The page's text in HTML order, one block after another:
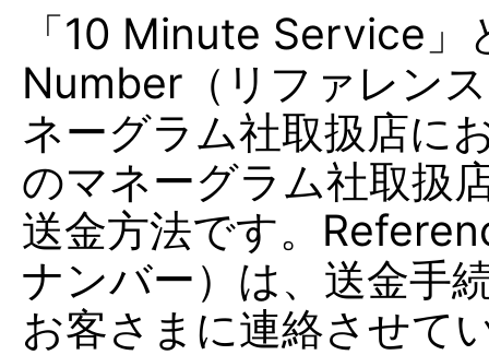
「10 Minute Service
Number（リファレン
ネーグラム社取扱店に
のマネーグラム社取扱
送金方法です。
ナンバー）は、送金手
お客さまに連絡させて